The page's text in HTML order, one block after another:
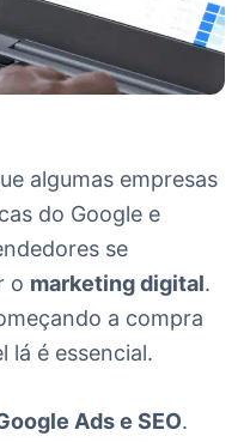
algumas empresas
do Google e
se
o marketing digital.
a compra
lá é essencial.
Ads e SEO.